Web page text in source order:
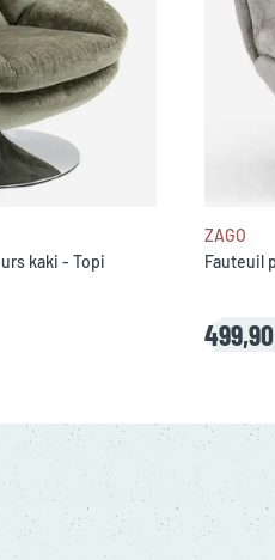
kaki - Topi
ZAGO
Fauteuil